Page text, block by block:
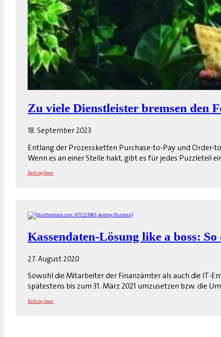
Zu viele Dienstleister bremsen den
18. September 2023
Entlang der Prozessketten Purchase-to-Pay und Order-
Wenn es an einer Stelle hakt, gibt es für jedes Puzzleteil
Beitrag lesen
Kassendaten-Lösung like a boss:
27. August 2020
Sowohl die Mitarbeiter der Finanzämter als auch die IT-
spätestens bis zum 31. März 2021 umzusetzen bzw. die
Beitrag lesen